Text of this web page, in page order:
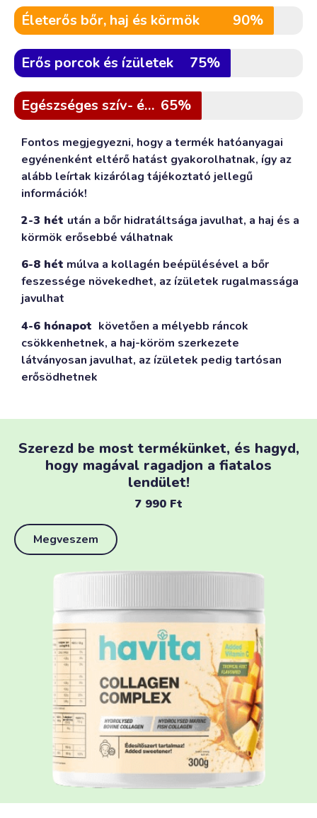
Életerős bőr, haj és körmök
90%
Erős porcok és ízületek 75%
Egészséges szív- és érrendszer 65%
Fontos megjegyezni, hogy a termék hatóanyagai
egyénenként eltérő hatást gyakorolhatnak, így az
alább leírtak kizárólag tájékoztató jellegű
információk!
2-3 hét után a bőr hidratáltsága javulhat, a haj és a
körmök erősebbé válhatnak
6-8 hét múlva a kollagén beépülésével a bőr
feszessége növekedhet, az ízületek rugalmassága
javulhat
4-6 hónapot követően a mélyebb ráncok
csökkenhetnek, a haj-köröm szerkezete
látványosan javulhat, az ízületek pedig tartósan
erősödhetnek
Szerezd be most termékünket, és hagyd,
hogy magával ragadjon a fiatalos
lendület!
7 990 Ft
Megveszem